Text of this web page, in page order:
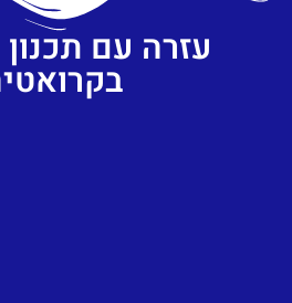
עזרה עם